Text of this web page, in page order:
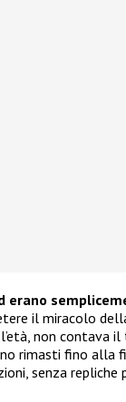
erano
il miracolo
non contava il
rimasti fino alla
senza repliche